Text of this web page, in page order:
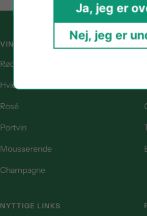
VINTYPE
Rødvin
Hvidvin
Rosé
Portvin
Mousserende
Champagne
NYTTIGE LINKS
Ja, jeg er
Nej, jeg er